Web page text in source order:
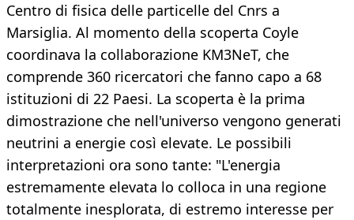
Centro di fisica delle particelle del Cnrs a
Marsiglia. Al momento della scoperta Coyle
coordinava la collaborazione KM3NeT, che
comprende 360 ricercatori che fanno capo a 68
istituzioni di 22 Paesi. La scoperta è la prima
dimostrazione che nell'universo vengono generati
neutrini a energie così elevate. Le possibili
interpretazioni ora sono tante: "L'energia
estremamente elevata lo colloca in una regione
totalmente inesplorata, di estremo interesse per